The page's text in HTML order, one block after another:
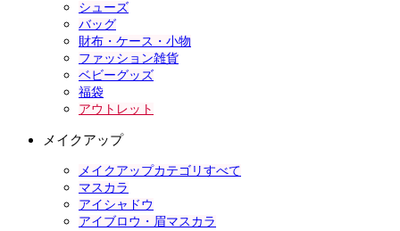
シューズ
バッグ
財布・ケース・小物
ファッション雑貨
ベビーグッズ
福袋
アウトレット
メイクアップ
メイクアップカテゴリすべて
マスカラ
アイシャドウ
アイブロウ・眉マスカラ